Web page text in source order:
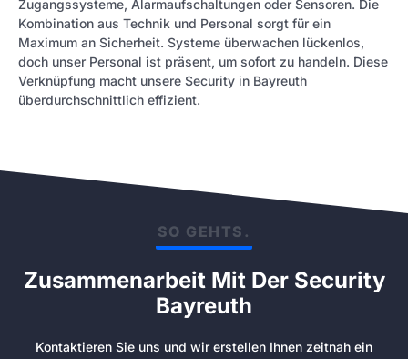
Zugangssysteme, Alarmaufschaltungen oder Sensoren. Die
Kombination aus Technik und Personal sorgt für ein
Maximum an Sicherheit. Systeme überwachen lückenlos,
doch unser Personal ist präsent, um sofort zu handeln. Diese
Verknüpfung macht unsere Security in Bayreuth
überdurchschnittlich effizient.
SO GEHTS.
Zusammenarbeit Mit Der Security
Bayreuth
Kontaktieren Sie uns und wir erstellen Ihnen zeitnah ein